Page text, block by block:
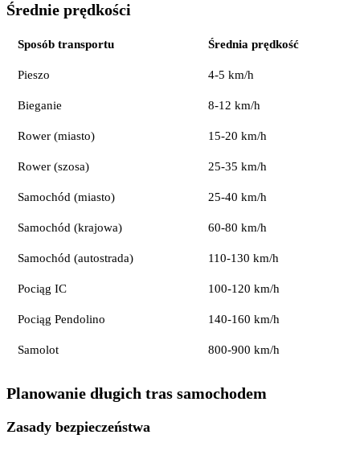
Średnie prędkości
Sposób transportu Średnia prędkość
Pieszo 4-5 km/h
Bieganie 8-12 km/h
Rower (miasto) 15-20 km/h
Rower (szosa) 25-35 km/h
Samochód (miasto) 25-40 km/h
Samochód (krajowa) 60-80 km/h
Samochód (autostrada) 110-130 km/h
Pociąg IC 100-120 km/h
Pociąg Pendolino 140-160 km/h
Samolot 800-900 km/h
Planowanie długich tras samochodem
Zasady bezpieczeństwa